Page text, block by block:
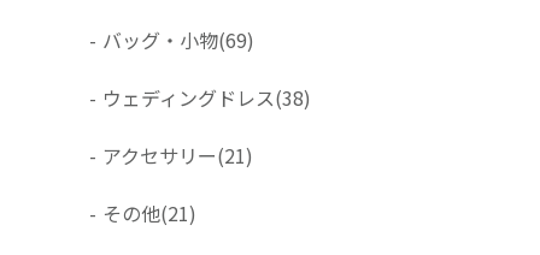
- バッグ・小物(69)
- ウェディングドレス(38)
- アクセサリー(21)
- その他(21)